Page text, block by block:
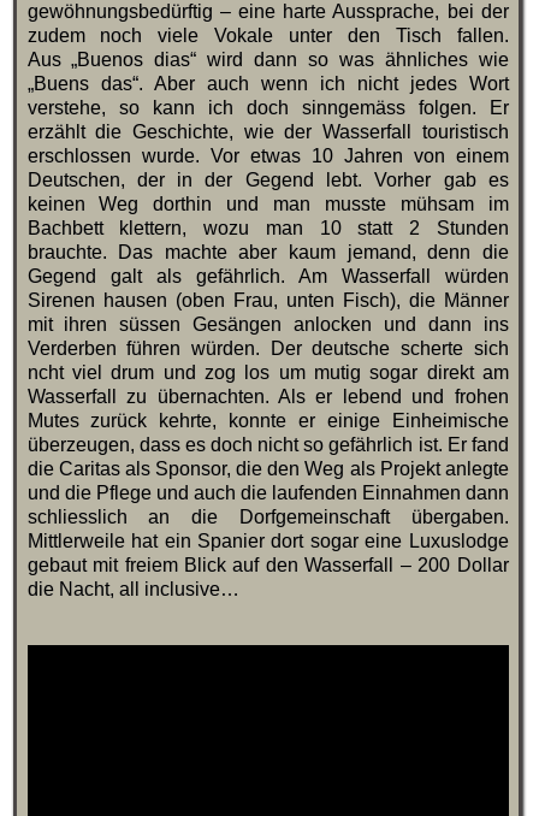
gewöhnungsbedürftig – eine harte Aussprache, bei der
zudem noch viele Vokale unter den Tisch fallen.
Aus „Buenos dias“ wird dann so was ähnliches wie
„Buens das“. Aber auch wenn ich nicht jedes Wort
verstehe, so kann ich doch sinngemäss folgen. Er
erzählt die Geschichte, wie der Wasserfall touristisch
erschlossen wurde. Vor etwas 10 Jahren von einem
Deutschen, der in der Gegend lebt. Vorher gab es
keinen Weg dorthin und man musste mühsam im
Bachbett klettern, wozu man 10 statt 2 Stunden
brauchte. Das machte aber kaum jemand, denn die
Gegend galt als gefährlich. Am Wasserfall würden
Sirenen hausen (oben Frau, unten Fisch), die Männer
mit ihren süssen Gesängen anlocken und dann ins
Verderben führen würden. Der deutsche scherte sich
ncht viel drum und zog los um mutig sogar direkt am
Wasserfall zu übernachten. Als er lebend und frohen
Mutes zurück kehrte, konnte er einige Einheimische
überzeugen, dass es doch nicht so gefährlich ist. Er fand
die Caritas als Sponsor, die den Weg als Projekt anlegte
und die Pflege und auch die laufenden Einnahmen dann
schliesslich an die Dorfgemeinschaft übergaben.
Mittlerweile hat ein Spanier dort sogar eine Luxuslodge
gebaut mit freiem Blick auf den Wasserfall – 200 Dollar
die Nacht, all inclusive…